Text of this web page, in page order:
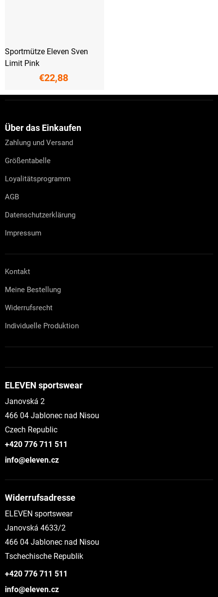
Sportmütze Eleven Sven
Limit Pink
€22,88
Über das Einkaufen
Zahlung und Versand
Größentabelle
Loyalitätsprogramm
AGB
Datenschutzerklärung
Impressum
Kontakt
Meine Bestellung
Widerrufsrecht
Individuelle Produktion
ELEVEN sportswear
Janovská 2
466 04 Jablonec nad Nisou
Czech Republic
+420 776 711 511
info@eleven.cz
Widerrufsadresse
ELEVEN sportswear
Janovská 4633/2
466 04 Jablonec nad Nisou
Tschechische Republik
+420 776 711 511
info@eleven.cz